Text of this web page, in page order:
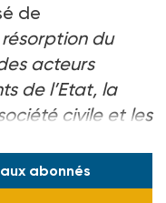
de
du
acteurs
de l’Etat, la
civile et les
abonnés